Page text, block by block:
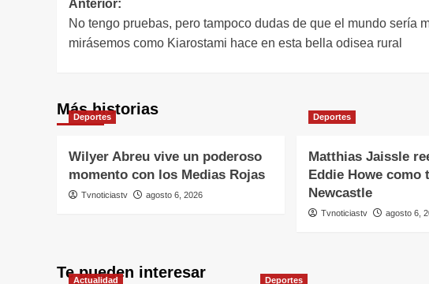
Navegación
de
Anterior:
No tengo pruebas, pero tampoco dudas de que el mundo sería
mirásemos como Kiarostami hace en esta bella odisea rural
Más historias
Deportes
Wilyer Abreu vive un poderoso
momento con los Medias Rojas
Tvnoticiastv agosto 6, 2026
Deportes
Matthias Jaissle
Eddie Howe como
Newcastle
Tvnoticiastv agosto 6,
Te pueden interesar
Actualidad Deportes